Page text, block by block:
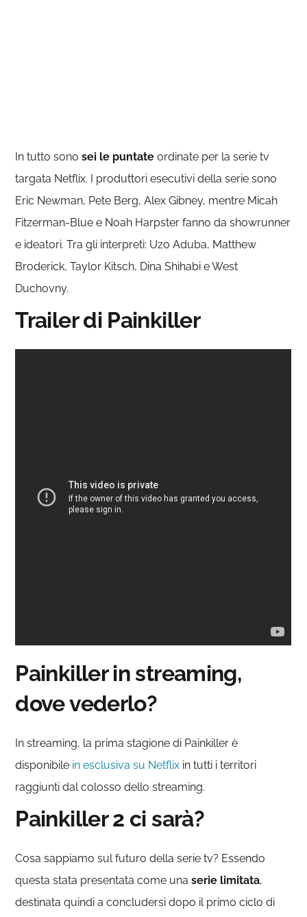
In tutto sonosei le puntate ordinate per la serie tv
targata Netflix. I produttori esecutivi della serie sono
Eric Newman, Pete Berg, Alex Gibney, mentre Micah
Fitzerman-Blue e Noah Harpster fanno da showrunner
e ideatori. Tra gli interpreti: Uzo Aduba, Matthew
Broderick, Taylor Kitsch, Dina Shihabi e West
Duchovny.
Trailer di Painkiller
Painkiller in streaming,
dove vederlo?
In streaming, la prima stagione di Painkiller è
disponibile in esclusiva su Netflix in tutti i territori
raggiunti dal colosso dello streaming.
Painkiller 2 ci sarà?
Cosa sappiamo sul futuro della serie tv? Essendo
questa stata presentata come unaserie limitata,
destinata quindi a concludersi dopo il primo ciclo di